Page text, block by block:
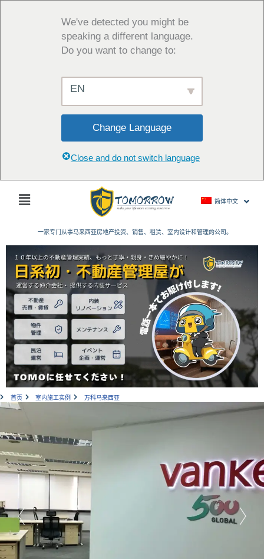
We've detected you might be
speaking a different language.
Do you want to change to:
EN
Change Language
Close and do not switch language
主
简体中文
一家专门从事马来西亚房地产投资、销售、租赁、室内设计和管理的公司。
首页 室内施工实例 万科马来西亚